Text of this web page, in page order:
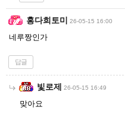
홍다희토미 26-05-15 16:00
네루짱인가
답글
빛로제 26-05-15 16:49
맞아요